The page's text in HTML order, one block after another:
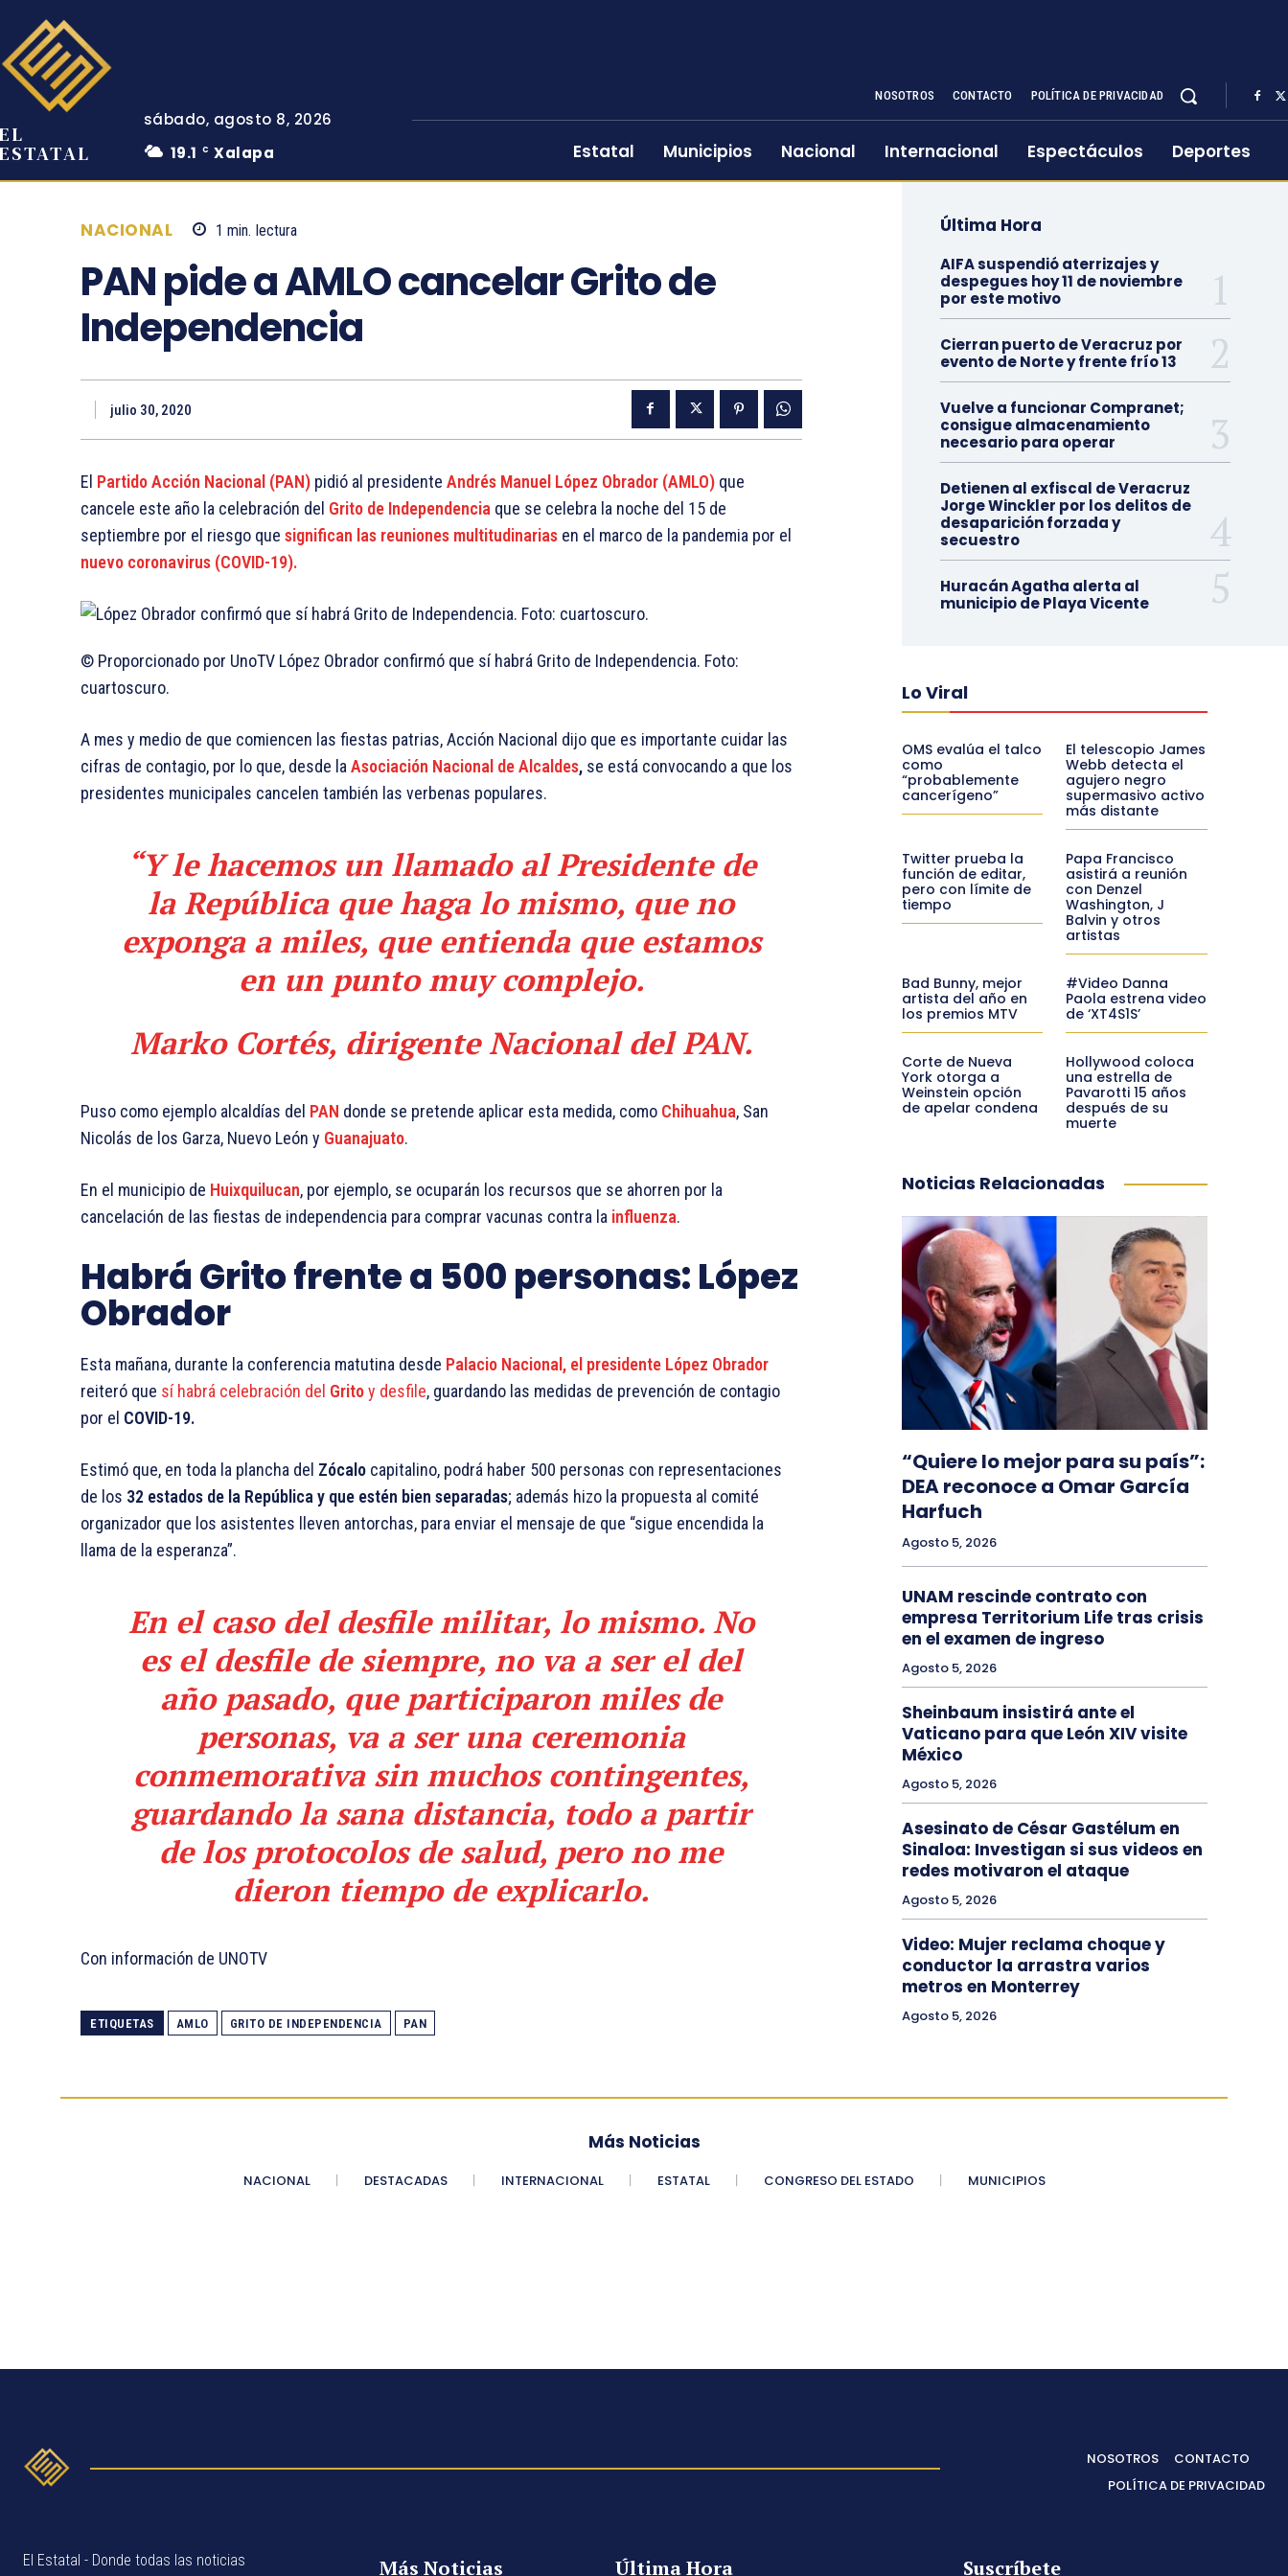
EL
ESTATAL
sábado, agosto 8, 2026
19.1
C Xalapa
NOSOTROS CONTACTO POLÍTICA DE PRIVACIDAD
Estatal Municipios Nacional Internacional Espectáculos Deportes
NACIONAL 1 min. lectura
PAN pide a AMLO cancelar Grito de
Independencia
julio 30, 2020
El Partido Acción Nacional (PAN) pidió al presidente Andrés Manuel López Obrador (AMLO) que
cancele este año la celebración del Grito de Independencia que se celebra la noche del 15 de
septiembre por el riesgo que significan las reuniones multitudinarias en el marco de la pandemia por el
nuevo coronavirus (COVID-19).
© Proporcionado por UnoTV López Obrador confirmó que sí habrá Grito de Independencia. Foto:
cuartoscuro.
A mes y medio de que comiencen las fiestas patrias, Acción Nacional dijo que es importante cuidar las
cifras de contagio, por lo que, desde la Asociación Nacional de Alcaldes, se está convocando a que los
presidentes municipales cancelen también las verbenas populares.
“Y le hacemos un llamado al Presidente de
la República que haga lo mismo, que no
exponga a miles, que entienda que estamos
en un punto muy complejo.
Marko Cortés, dirigente Nacional del PAN.
Puso como ejemplo alcaldías del PAN donde se pretende aplicar esta medida, como Chihuahua, San
Nicolás de los Garza, Nuevo León y Guanajuato.
En el municipio de Huixquilucan, por ejemplo, se ocuparán los recursos que se ahorren por la
cancelación de las fiestas de independencia para comprar vacunas contra la influenza.
Habrá Grito frente a 500 personas: López
Obrador
Esta mañana, durante la conferencia matutina desde Palacio Nacional, el presidente López Obrador
reiteró que sí habrá celebración del Gritoy desfile, guardando las medidas de prevención de contagio
por el COVID-19.
Estimó que, en toda la plancha del Zócalo capitalino, podrá haber 500 personas con representaciones
de los 32 estados de la República y que estén bien separadas; además hizo la propuesta al comité
organizador que los asistentes lleven antorchas, para enviar el mensaje de que “sigue encendida la
llama de la esperanza”.
En el caso del desfile militar, lo mismo. No
es el desfile de siempre, no va a ser el del
año pasado, que participaron miles de
personas, va a ser una ceremonia
conmemorativa sin muchos contingentes,
guardando la sana distancia, todo a partir
de los protocolos de salud, pero no me
dieron tiempo de explicarlo.
Con información de UNOTV
ETIQUETAS AMLO GRITO DE INDEPENDENCIA PAN
Última Hora
AIFA suspendió aterrizajes y
despegues hoy 11 de noviembre
por este motivo
Cierran puerto de Veracruz por
evento de Norte y frente frío 13
Vuelve a funcionar Compranet;
consigue almacenamiento
necesario para operar
Detienen al exfiscal de Veracruz
Jorge Winckler por los delitos de
desaparición forzada y
secuestro
Huracán Agatha alerta al
municipio de Playa Vicente
Lo Viral
OMS evalúa el talco
como
“probablemente
cancerígeno”
El telescopio James
Webb detecta el
agujero negro
supermasivo activo
más distante
Twitter prueba la
función de editar,
pero con límite de
tiempo
Papa Francisco
asistirá a reunión
con Denzel
Washington, J
Balvin y otros
artistas
Bad Bunny, mejor
artista del año en
los premios MTV
#Video Danna
Paola estrena video
de ‘XT4S1S’
Corte de Nueva
York otorga a
Weinstein opción
de apelar condena
Hollywood coloca
una estrella de
Pavarotti 15 años
después de su
muerte
Noticias Relacionadas
“Quiere lo mejor para su país”:
DEA reconoce a Omar García
Harfuch
Agosto 5, 2026
UNAM rescinde contrato con
empresa Territorium Life tras crisis
en el examen de ingreso
Agosto 5, 2026
Sheinbaum insistirá ante el
Vaticano para que León XIV visite
México
Agosto 5, 2026
Asesinato de César Gastélum en
Sinaloa: Investigan si sus videos en
redes motivaron el ataque
Agosto 5, 2026
Video: Mujer reclama choque y
conductor la arrastra varios
metros en Monterrey
Agosto 5, 2026
Más Noticias
NACIONAL DESTACADAS INTERNACIONAL ESTATAL CONGRESO DEL ESTADO MUNICIPIOS
NOSOTROS
CONTACTO
POLÍTICA DE PRIVACIDAD
El Estatal - Donde todas las noticias Más Noticias Última Hora Suscríbete